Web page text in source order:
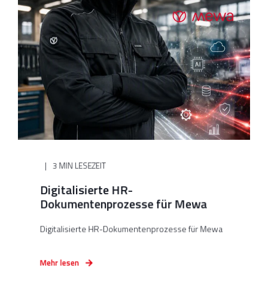
3 MIN LESEZEIT
Digitalisierte HR-
Dokumentenprozesse für Mewa
Digitalisierte HR-Dokumentenprozesse für Mewa
Mehr lesen